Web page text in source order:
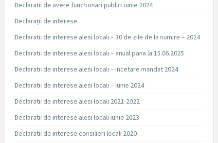
Declaratii de avere functionari publici iunie 2024
Declarații de interese
Declaratii de interese alesi locali – 30 de zile de la numire – 2024
Declaratii de interese alesi locali – anual pana la 15.06.2025
Declaratii de interese alesi locali – incetare mandat 2024
Declaratii de interese alesi locali – iunie 2024
Declaratii de interese alesi locali 2021-2022
Declaratii de interese alesi locali iunie 2023
Declaratii de interese consilieri locali 2020